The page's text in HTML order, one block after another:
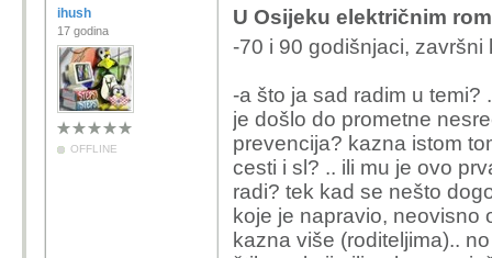
ihush
17 godina
OFFLINE
U Osijeku električnim
-70 i 90 godišnjaci, završni
-a što ja sad radim u temi?
je došlo do prometne
prevencija? kazna istom
cesti i sl? .. ili mu je ovo
radi? tek kad se nešto
koje je napravio, neovisno
kazna više (roditeljima)..